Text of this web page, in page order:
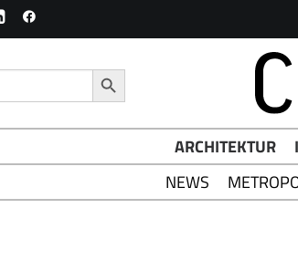
Search Button
ARCHITEKTUR
NEWS